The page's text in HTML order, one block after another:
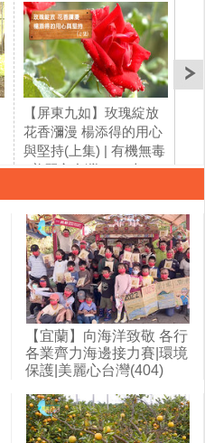
【屏東九如】玫瑰綻放
花香瀰漫 楊添得的用心
與堅持(上集) | 有機無毒
| 美麗心台灣(246)上
| 美
【宜蘭】向海洋致敬 各行
各業齊力海邊接力賽|環境
保護|美麗心台灣(404)